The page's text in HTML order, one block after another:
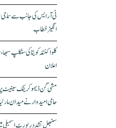
ٹی آر ایس کی جانب سے سماجی
انگیز خطاب
کلواکنٹلہ کویتا کی سنکلپ
اعلان
مشی گن ڈیموکریٹک سینیٹ
حامی امیدوار نے میدان مار
سنبھل تشدد رپورٹ اسمبلی